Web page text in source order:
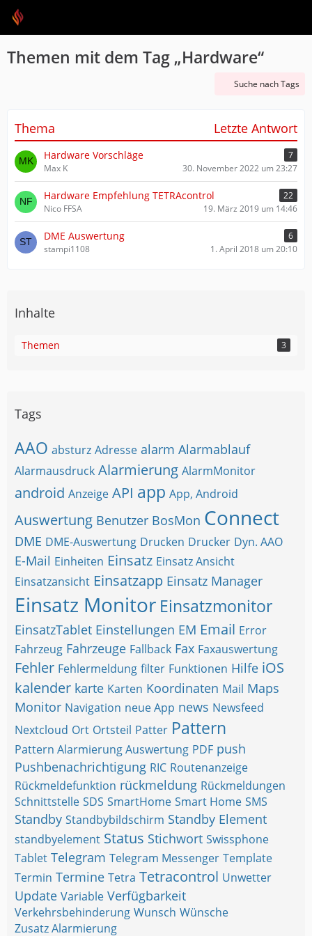
Themen mit dem Tag „Hardware“
Suche nach Tags
Thema Letzte Antwort
Hardware Vorschläge
7
Max K
30. November 2022 um 23:27
Hardware Empfehlung TETRAcontrol
22
Nico FFSA
19. März 2019 um 14:46
DME Auswertung
6
stampi1108
1. April 2018 um 20:10
Inhalte
Themen 3
Tags
AAO absturz Adresse alarm Alarmablauf
Alarmausdruck Alarmierung AlarmMonitor
android Anzeige API app App, Android
Auswertung Benutzer BosMon Connect
DME DME-Auswertung Drucken Drucker Dyn. AAO
E-Mail Einheiten Einsatz Einsatz Ansicht
Einsatzansicht Einsatzapp Einsatz Manager
Einsatz Monitor Einsatzmonitor
EinsatzTablet Einstellungen EM Email Error
Fahrzeug Fahrzeuge Fallback Fax Faxauswertung
Fehler Fehlermeldung filter Funktionen Hilfe iOS
kalender karte Karten Koordinaten Mail Maps
Monitor Navigation neue App news Newsfeed
Nextcloud Ort Ortsteil Patter Pattern
Pattern Alarmierung Auswertung PDF push
Pushbenachrichtigung RIC Routenanzeige
Rückmeldefunktion rückmeldung Rückmeldungen
Schnittstelle SDS SmartHome Smart Home SMS
Standby Standbybildschirm Standby Element
standbyelement Status Stichwort Swissphone
Tablet Telegram Telegram Messenger Template
Termin Termine Tetra Tetracontrol Unwetter
Update Variable Verfügbarkeit
Verkehrsbehinderung Wunsch Wünsche
Zusatz Alarmierung